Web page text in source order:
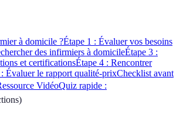
à domicile ?Étape 1 : Évaluer vos besoins
des infirmiers à domicileÉtape 3 :
et certificationsÉtape 4 : Rencontrer
Évaluer le rapport qualité-prixChecklist avant
VidéoQuiz rapide :
)